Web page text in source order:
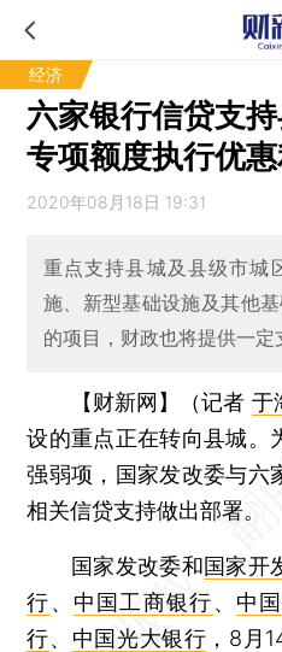
经济
六家银行信贷支
专项额度执行优
2020年08月18日 19:31
重点支持县城及县级市城
施、新型基础设施及其他
的项目，财政也将提供一定
【财新网】（记者 于
设的重点正在转向县城。
强弱项，国家发改委与六
相关信贷支持做出部署。
国家发改委和国家开
行、 中国工商银行、 中
行、 中国光大银行 ，8月